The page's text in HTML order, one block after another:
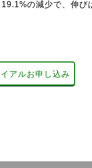
の減少で、伸び
アルお申し込み